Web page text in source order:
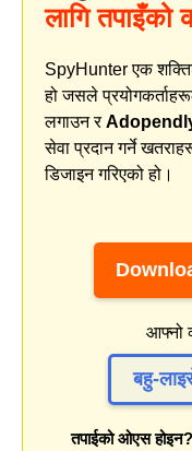
लागि तपाइँको
SpyHunter एक
हो जसले
लगाउन र
सेवा प्रदान गर्ने
डिजाइन गरिएको हो।
आफ्नो
बहु-
तपाईको ओएस होइन?